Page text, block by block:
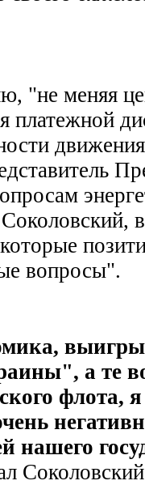
"не меняя
платежной
вопросы".
а те
флота,
нашего